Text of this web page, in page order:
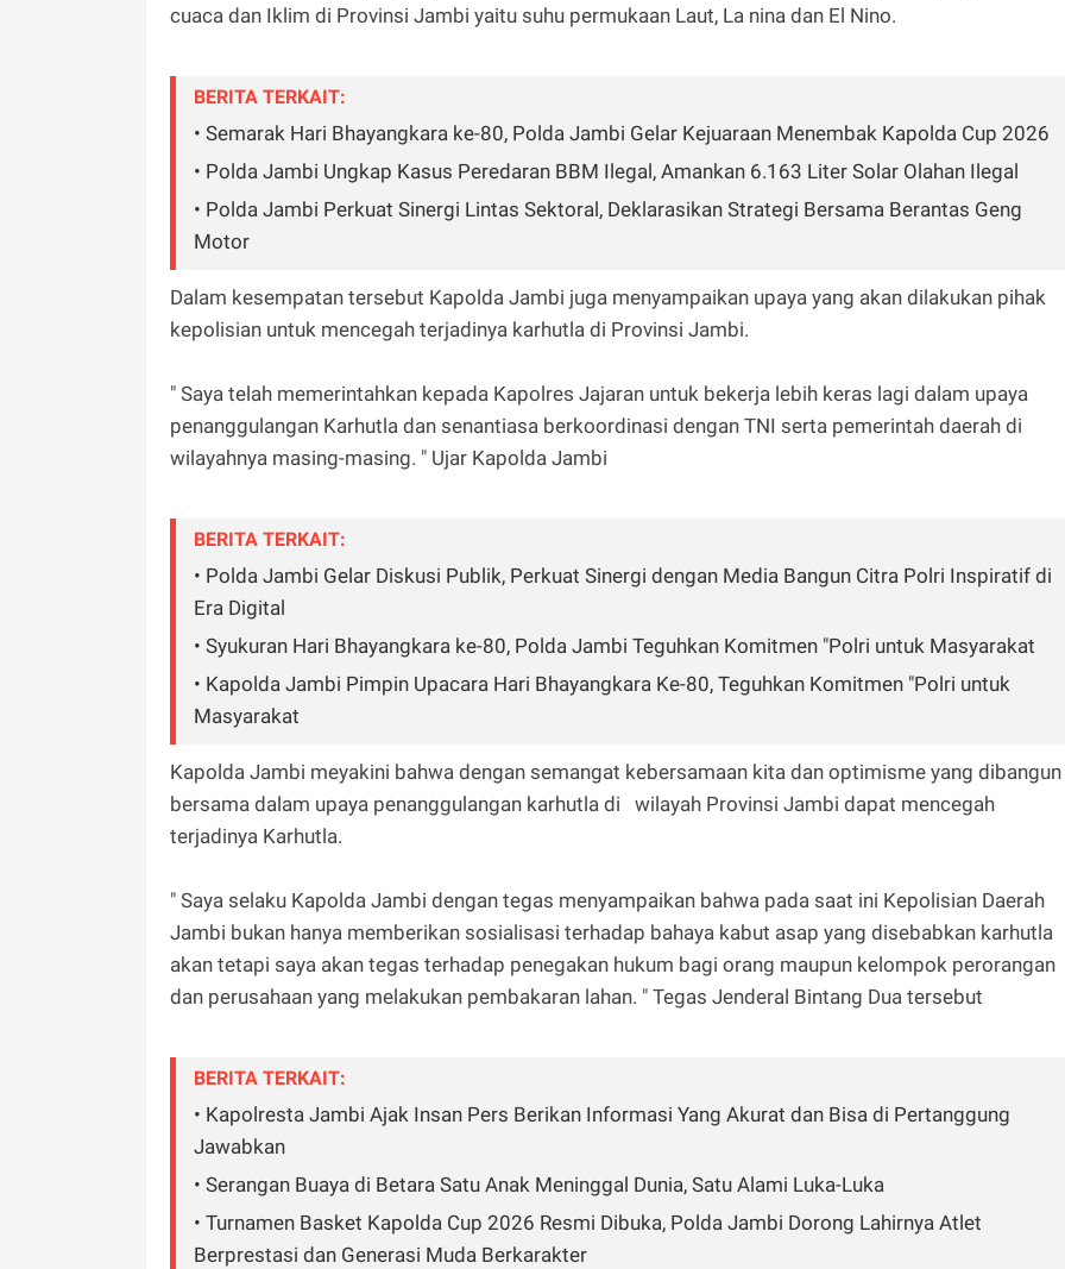
cuaca dan Iklim di Provinsi Jambi yaitu suhu permukaan Laut, La nina dan El Nino.
BERITA TERKAIT:
• Semarak Hari Bhayangkara ke-80, Polda Jambi Gelar Kejuaraan Menembak Kapolda Cup 2026
• Polda Jambi Ungkap Kasus Peredaran BBM Ilegal, Amankan 6.163 Liter Solar Olahan Ilegal
• Polda Jambi Perkuat Sinergi Lintas Sektoral, Deklarasikan Strategi Bersama Berantas Geng
Motor
Dalam kesempatan tersebut Kapolda Jambi juga menyampaikan upaya yang akan dilakukan pihak
kepolisian untuk mencegah terjadinya karhutla di Provinsi Jambi.
" Saya telah memerintahkan kepada Kapolres Jajaran untuk bekerja lebih keras lagi dalam upaya
penanggulangan Karhutla dan senantiasa berkoordinasi dengan TNI serta pemerintah daerah di
wilayahnya masing-masing. " Ujar Kapolda Jambi
BERITA TERKAIT:
• Polda Jambi Gelar Diskusi Publik, Perkuat Sinergi dengan Media Bangun Citra Polri Inspiratif di
Era Digital
• Syukuran Hari Bhayangkara ke-80, Polda Jambi Teguhkan Komitmen "Polri untuk Masyarakat
• Kapolda Jambi Pimpin Upacara Hari Bhayangkara Ke-80, Teguhkan Komitmen "Polri untuk
Masyarakat
Kapolda Jambi meyakini bahwa dengan semangat kebersamaan kita dan optimisme yang dibangun
bersama dalam upaya penanggulangan karhutla di wilayah Provinsi Jambi dapat mencegah
terjadinya Karhutla.
" Saya selaku Kapolda Jambi dengan tegas menyampaikan bahwa pada saat ini Kepolisian Daerah
Jambi bukan hanya memberikan sosialisasi terhadap bahaya kabut asap yang disebabkan karhutla
akan tetapi saya akan tegas terhadap penegakan hukum bagi orang maupun kelompok perorangan
dan perusahaan yang melakukan pembakaran lahan. " Tegas Jenderal Bintang Dua tersebut
BERITA TERKAIT:
• Kapolresta Jambi Ajak Insan Pers Berikan Informasi Yang Akurat dan Bisa di Pertanggung
Jawabkan
• Serangan Buaya di Betara Satu Anak Meninggal Dunia, Satu Alami Luka-Luka
• Turnamen Basket Kapolda Cup 2026 Resmi Dibuka, Polda Jambi Dorong Lahirnya Atlet
Berprestasi dan Generasi Muda Berkarakter